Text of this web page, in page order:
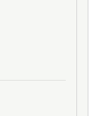
p. 81
questão do
veiculação